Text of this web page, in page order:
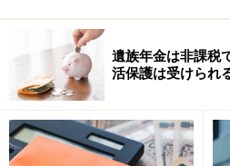
しなければ利用できません。
口や障害福祉課で確認してみま
さらに、働きたい気持ちがあ
障害者窓口（専門援助部門）
ださい。障害の状況に応じて
介、職場定着支援などを受けら
遺族年金は非課税
活保護は受けられ